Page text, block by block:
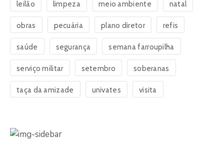
leilão limpeza meio ambiente natal
obras pecuária plano diretor refis
saúde segurança semana farroupilha
serviço militar setembro soberanas
taça da amizade univates visita